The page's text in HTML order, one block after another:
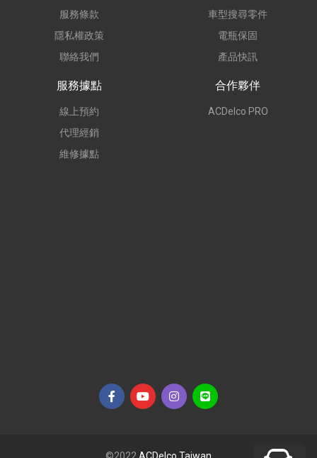
服務條款
隱私權政策
聯絡我們
車型搜尋零件
電瓶保固
產品快訊
服務據點
線上預約
代理經銷
維修據點
合作夥伴
ACDelco PRO